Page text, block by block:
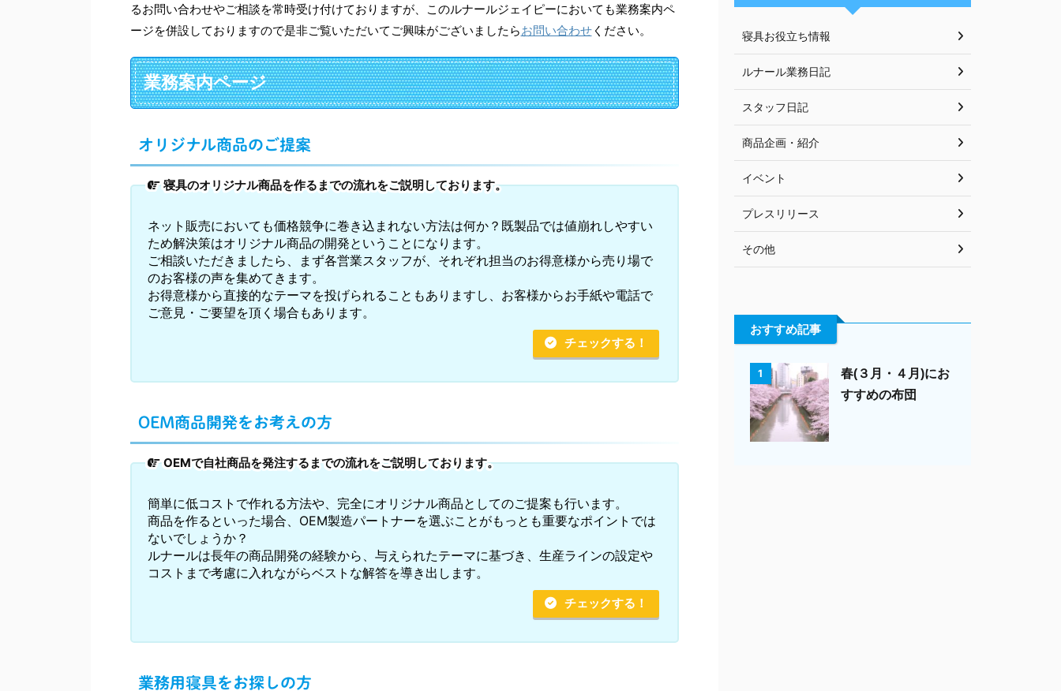
るお問い合わせやご相談を常時受け付けておりますが、このルナールジェイピーにおいても業務案内ペ
ージを併設しておりますので是非ご覧いただいてご興味がございましたらお問い合わせください。
業務案内ページ
オリジナル商品のご提案
寝具のオリジナル商品を作るまでの流れをご説明しております。
ネット販売においても価格競争に巻き込まれない方法は何か？既製品では値崩れしやすい
ため解決策はオリジナル商品の開発ということになります。
ご相談いただきましたら、まず各営業スタッフが、それぞれ担当のお得意様から売り場で
のお客様の声を集めてきます。
お得意様から直接的なテーマを投げられることもありますし、お客様からお手紙や電話で
ご意見・ご要望を頂く場合もあります。
チェックする！
OEM商品開発をお考えの方
OEMで自社商品を発注するまでの流れをご説明しております。
簡単に低コストで作れる方法や、完全にオリジナル商品としてのご提案も行います。
商品を作るといった場合、OEM製造パートナーを選ぶことがもっとも重要なポイントでは
ないでしょうか？
ルナールは長年の商品開発の経験から、与えられたテーマに基づき、生産ラインの設定や
コストまで考慮に入れながらベストな解答を導き出します。
チェックする！
業務用寝具をお探しの方
寝具お役立ち情報
ルナール業務日記
スタッフ日記
商品企画・紹介
イベント
プレスリリース
その他
おすすめ記事
1
春(３月・４月)にお
すすめの布団